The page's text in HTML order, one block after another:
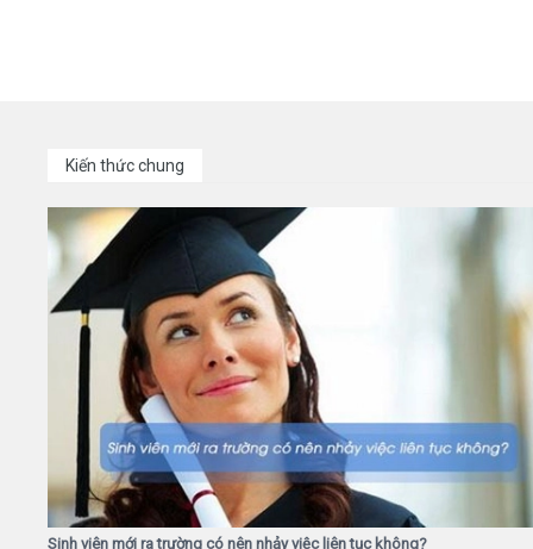
Kiến thức chung
Sinh viên mới ra trường có nên nhảy việc liên tục không?